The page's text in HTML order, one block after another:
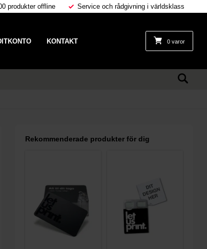
produkter offline Service och rådgivning i världsklass
0 varor
KONTAKT
Rekommenderade produkter för dig